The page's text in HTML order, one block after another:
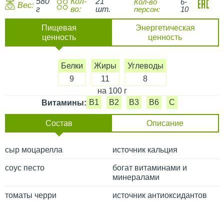
Вес: г
во:
шт.
персон:
10
Пищевая
ценность
Энергетическая
ценность
Белки
9
Жиры
11
Углеводы
8
на 100 г
Витамины: B1 B2 B3 B6 C
Состав Описание
сыр моцарелла источник кальция
соус песто
богат витаминами и
минералами
томаты черри источник антиоксидантов